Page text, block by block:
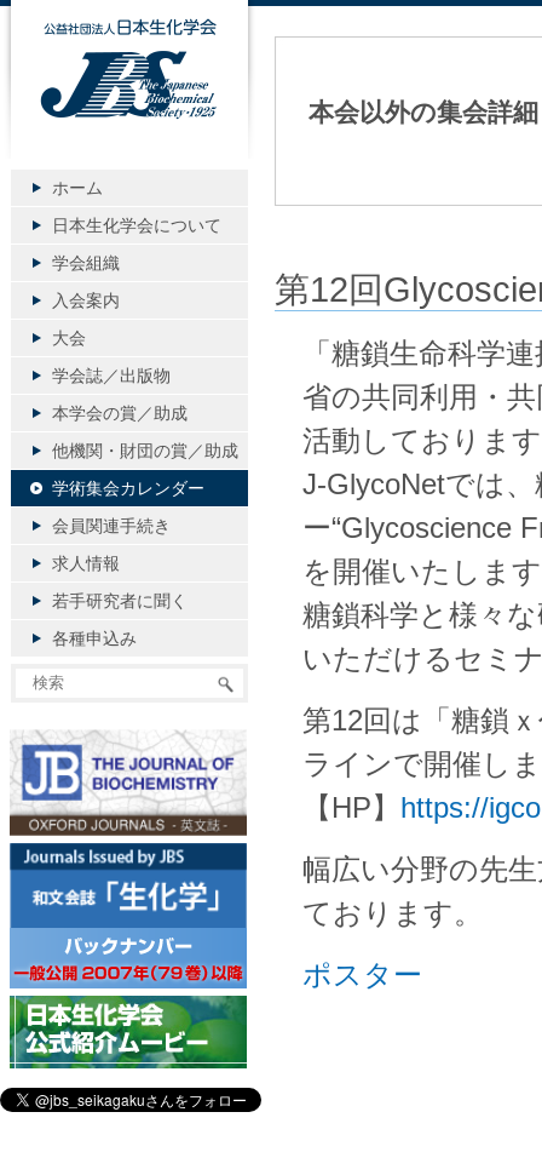
本会以外の集会詳細
第12回
「糖鎖生命科学
省の共同利用・
活動しておりま
J-GlycoNetでは
ー“Glycoscience
を開催いたしま
糖鎖科学と様々
いただけるセミ
第12回は「糖鎖
ラインで開催し
【HP】 https://
幅広い分野の先
ております。
ポスター
公益社団法人日本生化学会
ホーム
日本生化学会について
学会組織
入会案内
大会
学会誌／出版物
本学会の賞／助成
他機関・財団の賞／助成
学術集会カレンダー
会員関連手続き
求人情報
若手研究者に聞く
各種申込み